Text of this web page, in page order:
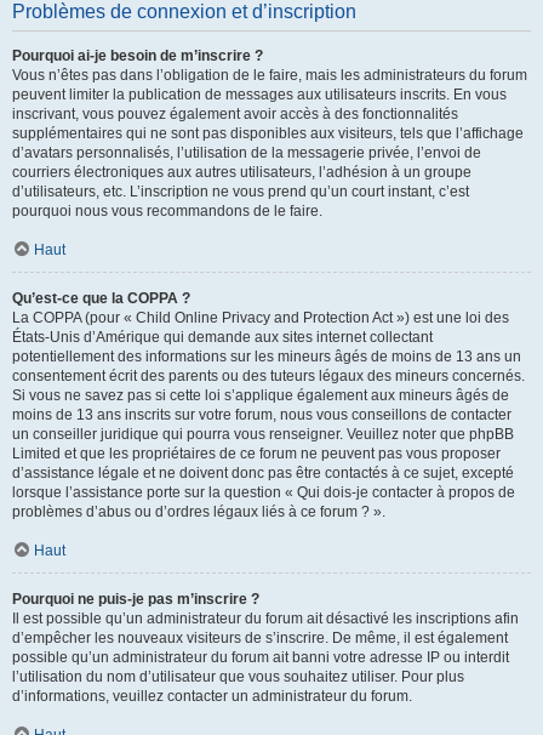
Problèmes de connexion et d’inscription
Pourquoi ai-je besoin de m’inscrire ?
Vous n’êtes pas dans l’obligation de le faire, mais les administrateurs du forum
peuvent limiter la publication de messages aux utilisateurs inscrits. En vous
inscrivant, vous pouvez également avoir accès à des fonctionnalités
supplémentaires qui ne sont pas disponibles aux visiteurs, tels que l’affichage
d’avatars personnalisés, l’utilisation de la messagerie privée, l’envoi de
courriers électroniques aux autres utilisateurs, l’adhésion à un groupe
d’utilisateurs, etc. L’inscription ne vous prend qu’un court instant, c’est
pourquoi nous vous recommandons de le faire.
Haut
Qu’est-ce que la COPPA ?
La COPPA (pour « Child Online Privacy and Protection Act ») est une loi des
États-Unis d’Amérique qui demande aux sites internet collectant
potentiellement des informations sur les mineurs âgés de moins de 13 ans un
consentement écrit des parents ou des tuteurs légaux des mineurs concernés.
Si vous ne savez pas si cette loi s’applique également aux mineurs âgés de
moins de 13 ans inscrits sur votre forum, nous vous conseillons de contacter
un conseiller juridique qui pourra vous renseigner. Veuillez noter que phpBB
Limited et que les propriétaires de ce forum ne peuvent pas vous proposer
d’assistance légale et ne doivent donc pas être contactés à ce sujet, excepté
lorsque l’assistance porte sur la question « Qui dois-je contacter à propos de
problèmes d’abus ou d’ordres légaux liés à ce forum ? ».
Haut
Pourquoi ne puis-je pas m’inscrire ?
Il est possible qu’un administrateur du forum ait désactivé les inscriptions afin
d’empêcher les nouveaux visiteurs de s’inscrire. De même, il est également
possible qu’un administrateur du forum ait banni votre adresse IP ou interdit
l’utilisation du nom d’utilisateur que vous souhaitez utiliser. Pour plus
d’informations, veuillez contacter un administrateur du forum.